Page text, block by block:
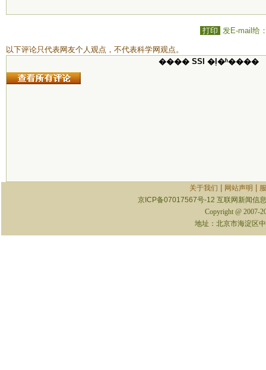
打印 发E-mail给
以下评论只代表网友个人观点，不代表科学网观点。
���� SSI �ļ�ʱ����
关于我们 网站声明
京ICP备07017567号-12 互联网新闻信
Copyright @ 2007-
地址：北京市海淀区